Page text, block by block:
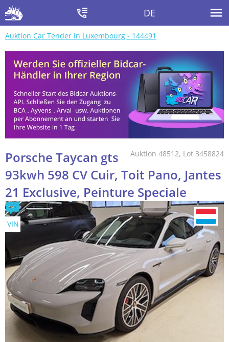
DE
Auktion Car Tender in Luxembourg - 144491
Auktion 48512, Lot 3458824
Porsche Taycan gts
93kwh 598 CV Cuir, Toit Pano, Jantes
21 Exclusive, Peinture Speciale
VIN